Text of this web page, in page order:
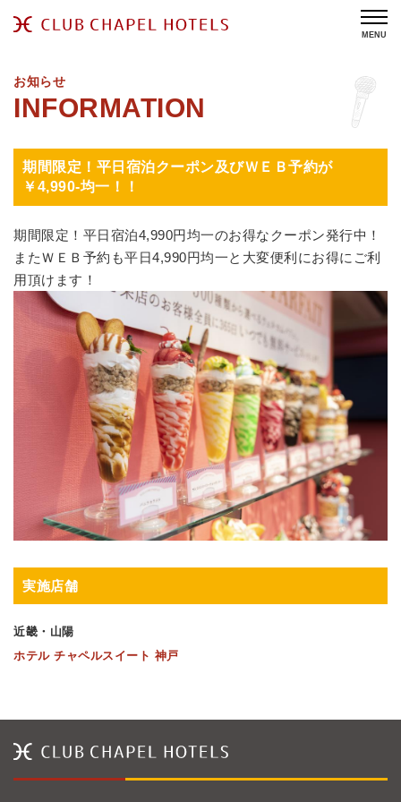
MENU
お知らせ
期間限定！平日宿泊クーポン及びＷＥＢ予約が
￥4,990-均一！！
期間限定！平日宿泊4,990円均一のお得なクーポン発行中！
またＷＥＢ予約も平日4,990円均一と大変便利にお得にご利
用頂けます！
実施店舗
近畿・山陽
ホテル チャペルスイート 神戸